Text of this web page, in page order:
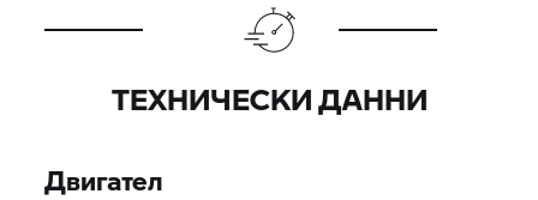
ТЕХНИЧЕСКИ ДАННИ
Двигател